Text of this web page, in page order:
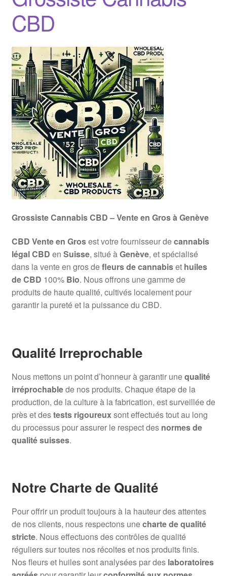
CBD
Grossiste Cannabis CBD – Vente en Gros à Genève
CBD Vente en Grosest votre fournisseur decannabis
légal CBD en Suisse, situé àGenève, et spécialisé
dans la vente en gros defleurs de cannabiset huiles
de CBD 100% Bio. Nous offrons une gamme de
produits de haute qualité, cultivés localement pour
garantir la pureté et la puissance du CBD.
Qualité Irreprochable
Nous mettons un point d’honneur à garantir unequalité
irréprochablede nos produits. Chaque étape de la
production, de la culture à la fabrication, est surveillée de
près et destests rigoureuxsont effectués tout au long
du processus pour assurer le respect des normes de
qualité suisses.
Notre Charte de Qualité
Pour offrir un produit toujours à la hauteur des attentes
de nos clients, nous respectons unecharte de qualité
stricte. Nous effectuons des contrôles de qualité
réguliers sur toutes nos récoltes et nos produits finis.
Nos fleurs et huiles sont analysées par des laboratoires